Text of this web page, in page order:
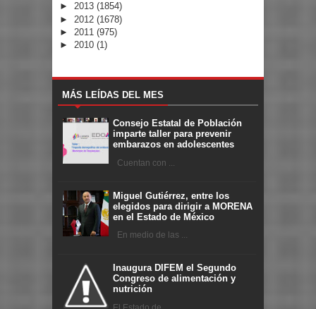
► 2013 (1854)
► 2012 (1678)
► 2011 (975)
► 2010 (1)
MÁS LEÍDAS DEL MES
Consejo Estatal de Población
imparte taller para prevenir
embarazos en adolescentes
Cuentan con ...
Miguel Gutiérrez, entre los
elegidos para dirigir a MORENA
en el Estado de México
En medio de las ...
Inaugura DIFEM el Segundo
Congreso de alimentación y
nutrición